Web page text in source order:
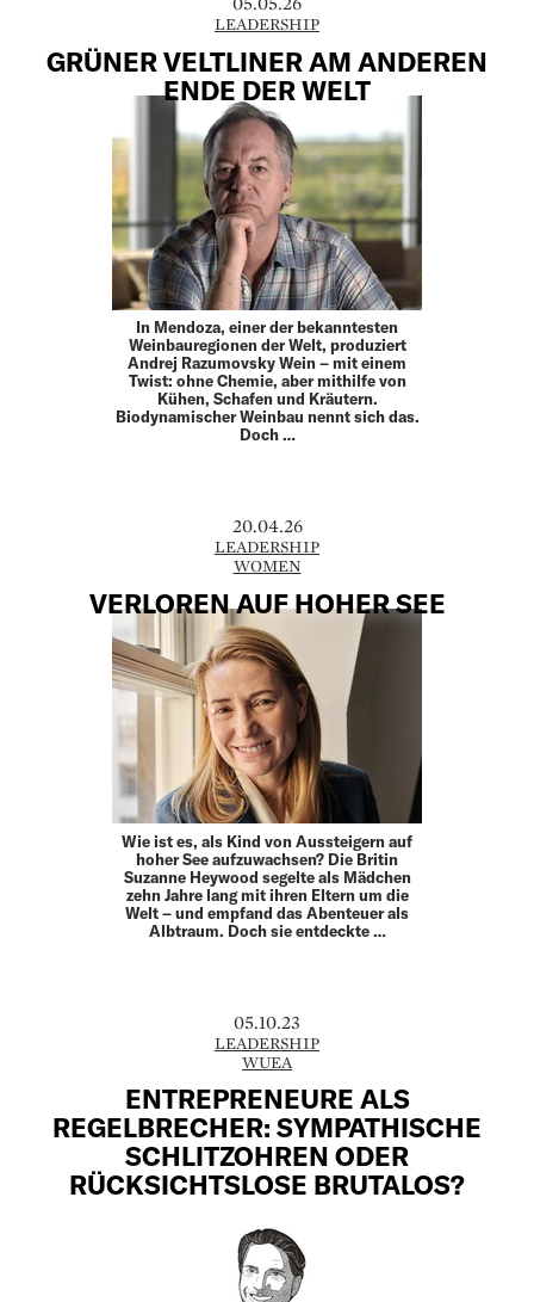
LEADERSHIP
GRÜNER VELTLINER AM ANDEREN
ENDE DER WELT
In Mendoza, einer der bekanntesten
Weinbauregionen der Welt, produziert
Andrej Razumovsky Wein – mit einem
Twist: ohne Chemie, aber mithilfe von
Kühen, Schafen und Kräutern.
Biodynamischer Weinbau nennt sich das.
Doch …
20.04.26
LEADERSHIP
WOMEN
VERLOREN AUF HOHER SEE
Wie ist es, als Kind von Aussteigern auf
hoher See aufzuwachsen? Die Britin
Suzanne Heywood segelte als Mädchen
zehn Jahre lang mit ihren Eltern um die
Welt – und empfand das Abenteuer als
Albtraum. Doch sie entdeckte …
05.10.23
LEADERSHIP
WUEA
ENTREPRENEURE ALS
REGELBRECHER: SYMPATHISCHE
SCHLITZOHREN ODER
RÜCKSICHTSLOSE BRUTALOS?